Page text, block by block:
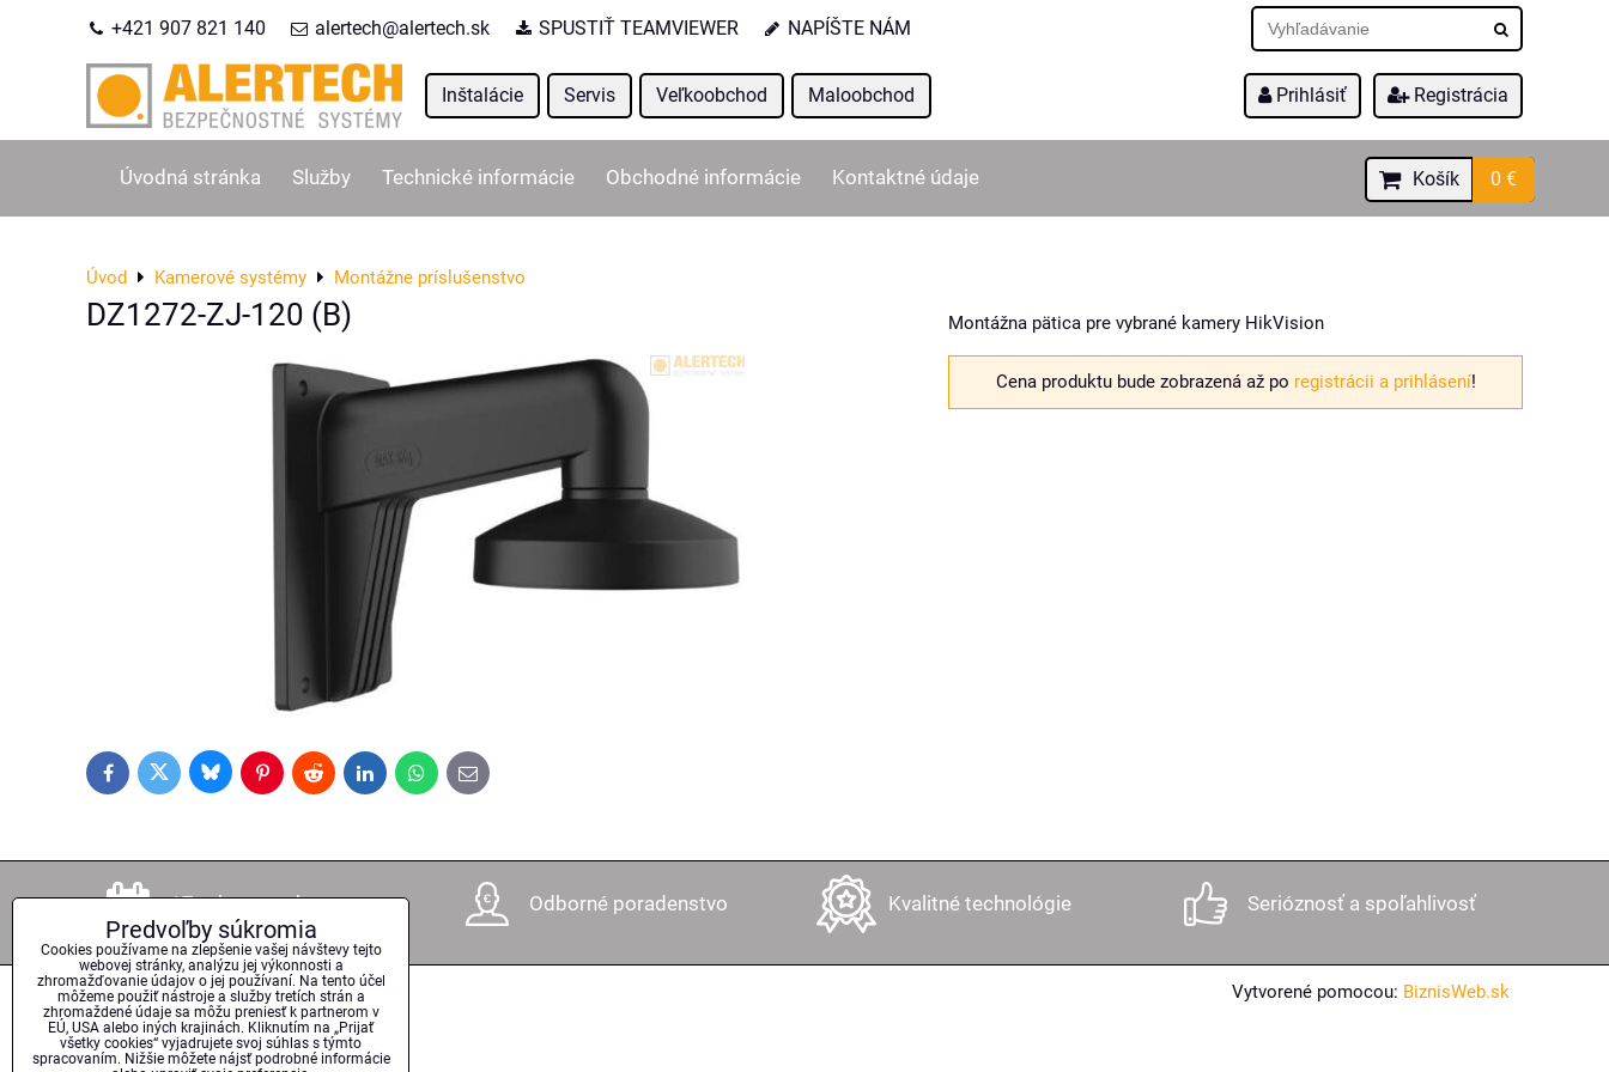
+421 907 821 140 alertech@alertech.sk SPUSTIŤ TEAMVIEWER NAPÍŠTE NÁM
Inštalácie Servis Veľkoobchod Maloobchod Prihlásiť Registrácia
Košík 0 €
Úvodná stránka Služby Technické informácie Obchodné informácie Kontaktné údaje
Úvod Kamerové systémy Montážne príslušenstvo
DZ1272-ZJ-120 (B) Montážna pätica pre vybrané kamery HikVision
Cena produktu bude zobrazená až po registrácii a prihlásení!
FacebookTwitter BlueskyPinterestReddit LinkedInWhatsApp
E-
mail
17 rokov na trhu Odborné poradenstvo Kvalitné technológie Serióznosť a spoľahlivosť
Vytvorené pomocou: BiznisWeb.sk
Predvoľby súkromia
Cookies používame na zlepšenie vašej návštevy tejto
webovej stránky, analýzu jej výkonnosti a
zhromažďovanie údajov o jej používaní. Na tento účel
môžeme použiť nástroje a služby tretích strán a
zhromaždené údaje sa môžu preniesť k partnerom v
EÚ, USA alebo iných krajinách. Kliknutím na „Prijať
všetky cookies“ vyjadrujete svoj súhlas s týmto
spracovaním. Nižšie môžete nájsť podrobné informácie